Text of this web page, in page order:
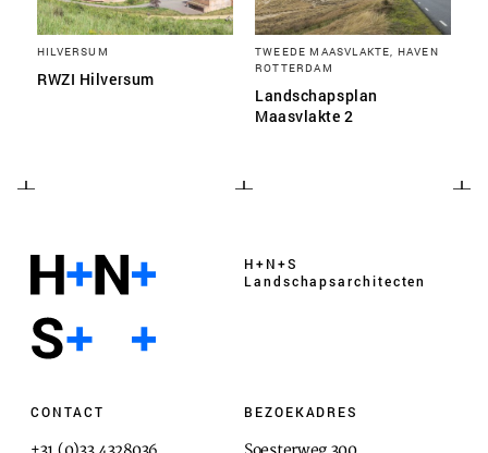
HILVERSUM
RWZI Hilversum
TWEEDE MAASVLAKTE, HAVEN
ROTTERDAM
Landschapsplan
Maasvlakte 2
H+N+S
Landschaps­architecten
CONTACT BEZOEKADRES